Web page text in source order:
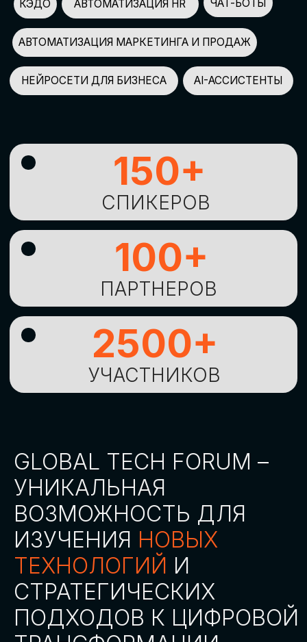
УЧАСТНИКОВ
2500+
GLOBAL TECH FORUM –
ИЗУЧЕНИЯНОВЫХ
ТЕХНОЛОГИЙИ
СТРАТЕГИЧЕСКИХ
ПОДХОДОВ К ЦИФРОВОЙ
ТРАНСФОРМАЦИИ
БИЗНЕСА
ОСТАВИТЬ
ЗАЯВКУ
АККРЕДИТАЦИЯ
СМИ
СКАЧАТЬ ПРОГРАММУ
СТАТЬ СПИКЕРОМ
Оставьте заявку, наши менеджеры
СТАТЬ УЧАСТНИКОМ